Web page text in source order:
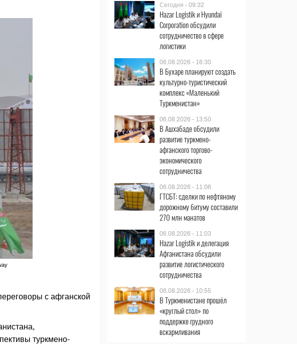
с афганской
туркмено-
Сегодня - 09:32
Hazar Logistik и Hyundai
Corporation обсудили
сотрудничество в сфере
логистики
06.08.2026 - 16:30
В Бухаре планируют создать
культурно-туристический
комплекс «Маленький
Туркменистан»
06.08.2026 - 13:50
В Ашхабаде обсудили
развитие туркмено-
афганского торгово-
экономического
сотрудничества
06.08.2026 - 11:06
ГТСБТ: сделки по нефтяному
дорожному битуму составили
270 млн манатов
06.08.2026 - 11:03
Hazar Logistik и делегация
Афганистана обсудили
развитие логистического
сотрудничества
06.08.2026 - 10:55
В Туркменистане прошёл
«круглый стол» по
поддержке грудного
вскармливания